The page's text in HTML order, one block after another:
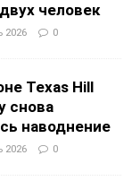
человек
2026 0
Texas Hill
снова
наводнение
2026 0